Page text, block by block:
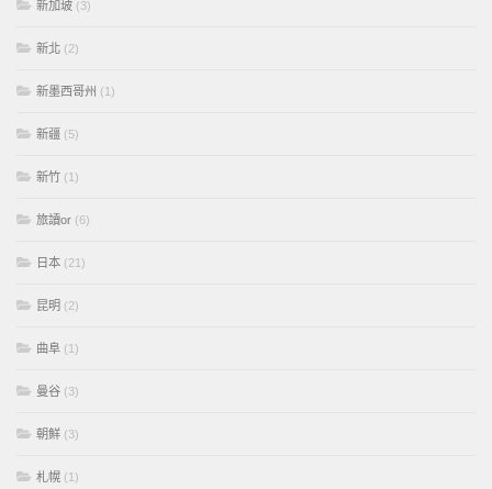
新加玻 (3)
新北 (2)
新墨西哥州 (1)
新疆 (5)
新竹 (1)
旅讀or (6)
日本 (21)
昆明 (2)
曲阜 (1)
曼谷 (3)
朝鮮 (3)
札幌 (1)